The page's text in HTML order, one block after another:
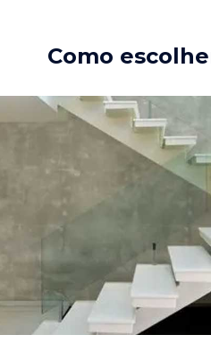
Como